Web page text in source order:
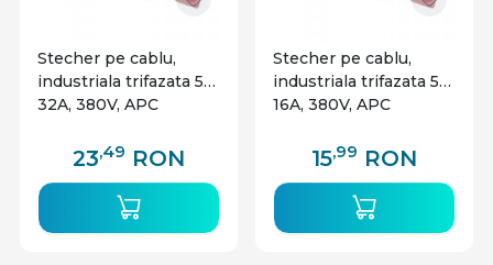
Stecher pe cablu,
industriala trifazata 5P
32A, 380V, APC
23,49 RON
Stecher pe cablu,
industriala trifazata 5P
16A, 380V, APC
15,99 RON